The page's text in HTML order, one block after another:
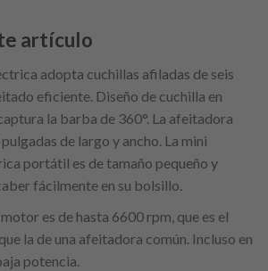
artículo
adopta cuchillas afiladas de seis
eficiente. Diseño de cuchilla en
la barba de 360°. La afeitadora
de largo y ancho. La mini
portátil es de tamaño pequeño y
fácilmente en su bolsillo.
es de hasta 6600 rpm, que es el
la de una afeitadora común. Incluso en
potencia.